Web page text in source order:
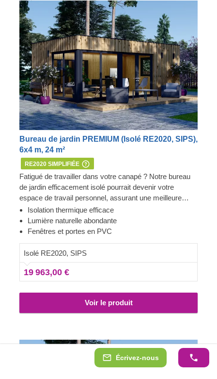
Écrivez-nous
Bureau de jardin PREMIUM (Isolé RE2020, SIPS),
6x4 m, 24 m²
RE2020 SIMPLIFIÉE
Fatigué de travailler dans votre canapé ? Notre bureau
de jardin efficacement isolé pourrait devenir votre
espace de travail personnel, assurant une meilleure
productivité et un confort absolu. Disponibles en
plusieurs tailles, nos modèles en SIPs présentent un
look contemporain élégant, un revêtement vertical
qui laissent entrer une superbe luminosité.
Isolation thermique efficace
Lumière naturelle abondante
Fenêtres et portes en PVC
Isolé RE2020, SIPS
19 963,00 €
Voir le produit